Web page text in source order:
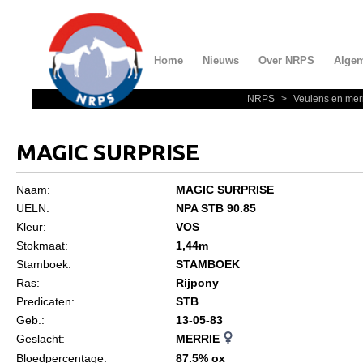
Home Nieuws Over NRPS
Over NRPS
Statuten en reglementen
Algemeen
NRPS > Veulens en
MAGIC SURPRISE
Naam:
MAGIC SURPRISE
UELN:
NPA STB 90.85
Kleur:
VOS
Stokmaat:
1,44m
Stamboek:
STAMBOEK
Ras:
Rijpony
Predicaten:
STB
Geb.:
13-05-83
Geslacht:
MERRIE
Bloedpercentage:
87.5% ox